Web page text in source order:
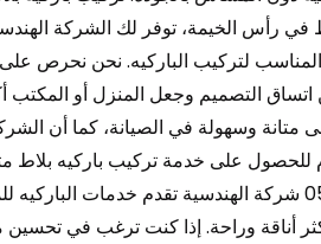
رأس الخيمة، توفر لك الشركة
المناسب لتركيب الباركيه. نحن نحرص
التصميم وجعل المنزل أو المكتب
متانة وسهولة في الصيانة، كما أن
على خدمة تركيب باركيه بلاط
في رأس الخيمة 0547971907 شركة الهندسية تقدم
أناقة وراحة. إذا كنت ترغب في تحسين